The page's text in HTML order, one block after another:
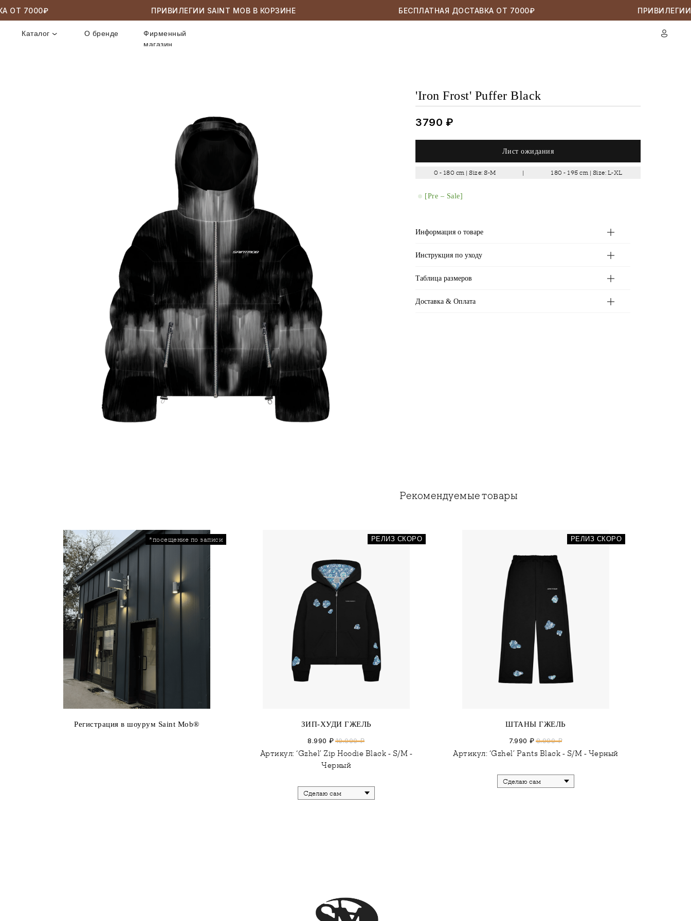
7000₽ ПРИВИЛЕГИИ SAINT MOB В КОРЗИНЕ БЕСПЛАТНАЯ ДОСТАВКА ОТ 7000₽ ПРИВИЛЕГИИ
Фирменный
магазин
О бренде
Каталог
'Iron Frost' Puffer Black
3790 ₽
Лист ожидания
0 - 180 cm | Size: S-M | 180 - 195 cm | Size: L-XL
[Pre – Sale]
Информация о товаре
Инструкция по уходу
Таблица размеров
Доставка & Оплата
Рекомендуемые товары
Регистрация в шоурум Saint Mob®
*посещение по записи
ЗИП-ХУДИ ГЖЕЛЬ
8.990 ₽ 10.000 ₽
Артикул:‘Gzhel’ Zip Hoodie Black - S/M -
Черный
РЕЛИЗ СКОРО
ШТАНЫ ГЖЕЛЬ
7.990 ₽ 8.990 ₽
Артикул: ‘Gzhel’ Pants Black - S/M - Черный
РЕЛИЗ СКОРО